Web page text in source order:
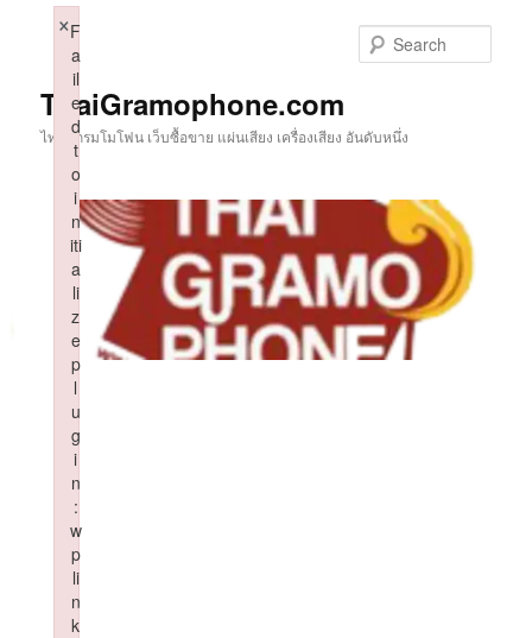
ThaiGramophone.com
ไทยแกรมโมโฟน เว็บซื้อขาย แผ่นเสียง เครื่องเสียง อันดับหนึ่ง
F
a
il
e
d
t
o
i
n
iti
a
li
z
e
p
l
u
g
i
n
:
w
p
li
n
k
×